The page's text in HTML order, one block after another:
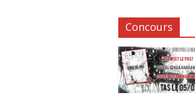
Concours